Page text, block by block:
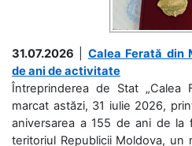
31.07.2026
Calea Ferată din
de ani de activitate
Întreprinderea de Stat „Calea
marcat astăzi, 31 iulie 2026,
aniversarea a 155 de ani de la
teritoriul Republicii Moldova,